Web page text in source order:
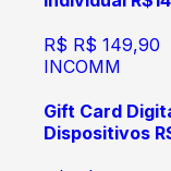
R$ R$ 149,90
INCOMM
Gift Card
Dispositivos